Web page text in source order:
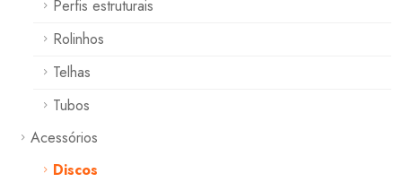
Perfis estruturais
Rolinhos
Telhas
Tubos
Acessórios
Discos